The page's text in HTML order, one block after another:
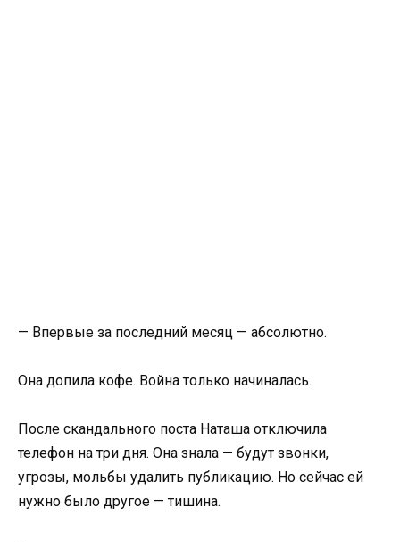
— Впервые за последний месяц — абсолютно.
Она допила кофе. Война только начиналась.
После скандального поста Наташа отключила
телефон на три дня. Она знала — будут звонки,
угрозы, мольбы удалить публикацию. Но сейчас ей
нужно было другое — тишина.